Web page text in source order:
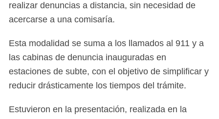
realizar denuncias a distancia, sin necesidad de
acercarse a una comisaría.
Esta modalidad se suma a los llamados al 911 y a
las cabinas de denuncia inauguradas en
estaciones de subte, con el objetivo de simplificar y
reducir drásticamente los tiempos del trámite.
Estuvieron en la presentación, realizada en la